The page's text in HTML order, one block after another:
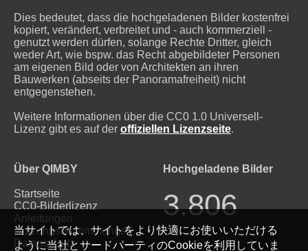
当サイトでは、サイトをより快適にお使いいただける
ように当社とサードパーティのCookieを利用していま
Dies bedeutet, dass die hochgeladenen Bilder kostenfrei
kopiert, verändert, verbreitet und - auch kommerziell -
genutzt werden dürfen, solange Rechte Dritter, gleich
weder Art, wie bspw. das Recht abgebildeter Personen
am eigenen Bild oder von Architekten an ihren
Bauwerken (abseits der Panoramafreiheit) nicht
entgegenstehen.
Weitere Informationen über die CC0 1.0 Universell-
Lizenz gibt es auf der offiziellen Lizenzseite.
Über QIMBY
Startseite
CC0-Bilderlizenz
Anleitungen
Nutzungsbestimmungen
Datenschutz
Hochgeladene Bilder
3.806